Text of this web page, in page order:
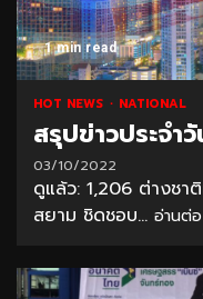
1 min read
HOT NEWS NATIONAL
สรุปข่าวประจำ
03/10/2022
ดูแล้ว: 1,206 ต่างชา
สยาม ชิดชอบ... อ่านต่อ